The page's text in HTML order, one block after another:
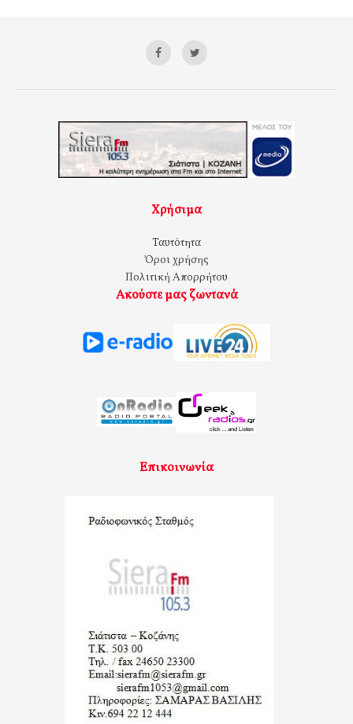
Χρήσιμα
Ταυτότητα
Όροι χρήσης
Πολιτική Απορρήτου
Ακούστε μας ζωντανά
Επικοινωνία